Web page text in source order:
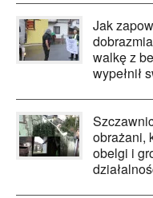
Jak
walkę z
wypełnił
obrażani,
obelgi i